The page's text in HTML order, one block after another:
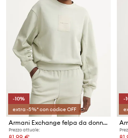
-10%
extra -5%* con codice OFF
Armani Exchange felpa da donna in cotone
Prezzo attuale:
-